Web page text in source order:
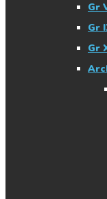
Gr
Gr
Gr